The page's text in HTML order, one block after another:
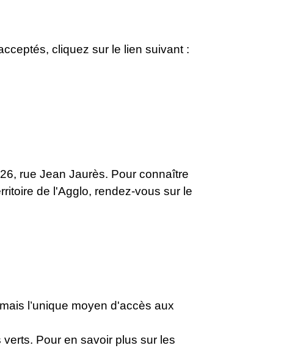
cliquez sur le lien suivant :
rue Jean Jaurès. Pour connaître
de l'Agglo, rendez-vous sur le
l’unique moyen d'accès aux
Pour en savoir plus sur les